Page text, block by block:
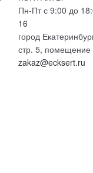
Пн-Пт с 9:00 до
16
город
стр. 5, помещение
zakaz@ecksert.ru